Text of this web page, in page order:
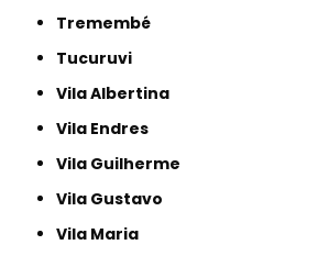
Tremembé
Tucuruvi
Vila Albertina
Vila Endres
Vila Guilherme
Vila Gustavo
Vila Maria